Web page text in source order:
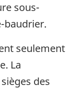
sous-
baudrier.
seulement
La
des